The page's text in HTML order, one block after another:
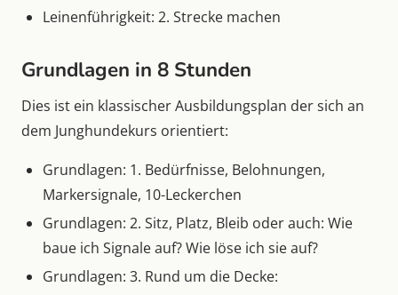
Leinenführigkeit: 2. Strecke machen
Grundlagen in 8 Stunden
Dies ist ein klassischer Ausbildungsplan der sich an
dem Junghundekurs orientiert:
Grundlagen: 1. Bedürfnisse, Belohnungen,
Markersignale, 10-Leckerchen
Grundlagen: 2. Sitz, Platz, Bleib oder auch: Wie
baue ich Signale auf? Wie löse ich sie auf?
Grundlagen: 3. Rund um die Decke: